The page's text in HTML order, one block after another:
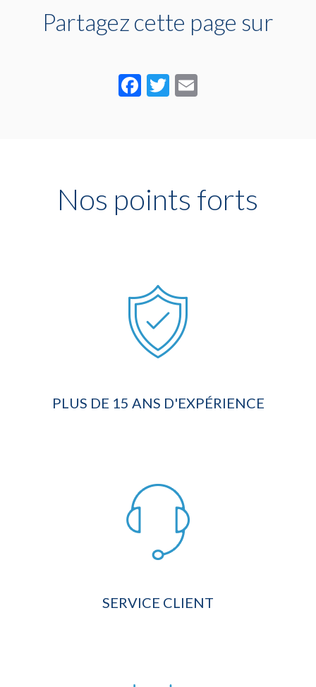
Partagez cette page sur
Facebook
Twitter
Nos points forts
PLUS DE 15 ANS D'EXPÉRIENCE
SERVICE CLIENT